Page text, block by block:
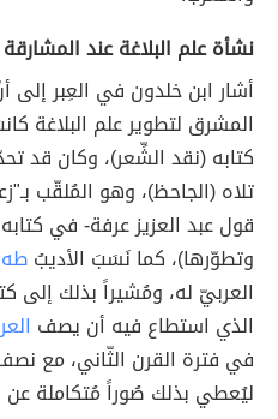
نشأة علم البلاغة عند المشارقة
أشار ابن خلدون في العِبر إلى
المشرق لتطوير علم البلاغة
كتابه (نقد الشِّعر)، وكان قد
تلاه (الجاحظ)، وهو المُلقّب
قول عبد العزيز عرفة- في كتابه
وتطوّرها)، كما نَسَبَ الأديبُ
العربيّ له، ومُشيراً بذلك إلى
الذي استطاع فيه أن يصف
في فترة القرن الثّاني، مع
ليُعطي بذلك صُوراً مُتكاملة عن